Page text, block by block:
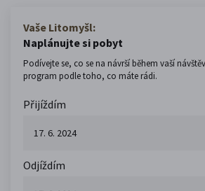
Vaše Litomyšl:
Naplánujte si pobyt
Podívejte se, co se na návrší během vaší
program podle toho, co máte rádi.
Přijíždím
Odjíždím